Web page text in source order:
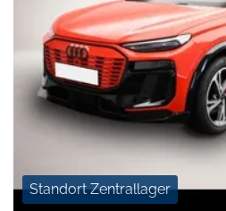
Standort Zentrallager